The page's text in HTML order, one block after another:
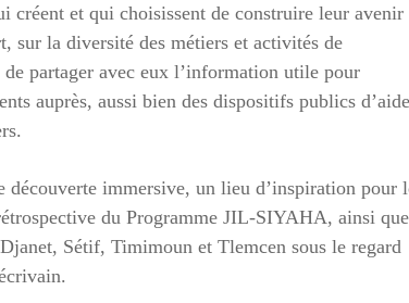
créent et qui choisissent de construire leur avenir
sur la diversité des métiers et activités de
partager avec eux l’information utile pour
auprès, aussi bien des dispositifs publics d’aide
découverte immersive, un lieu d’inspiration pour
du Programme JIL-SIYAHA, ainsi que
Sétif, Timimoun et Tlemcen sous le regard